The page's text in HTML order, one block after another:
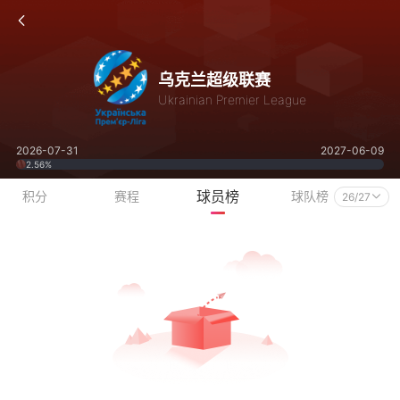
乌克兰超级联赛
Ukrainian Premier League
2026-07-31 2027-06-09
2.56%
积分 赛程 球员榜 球队榜 26/27